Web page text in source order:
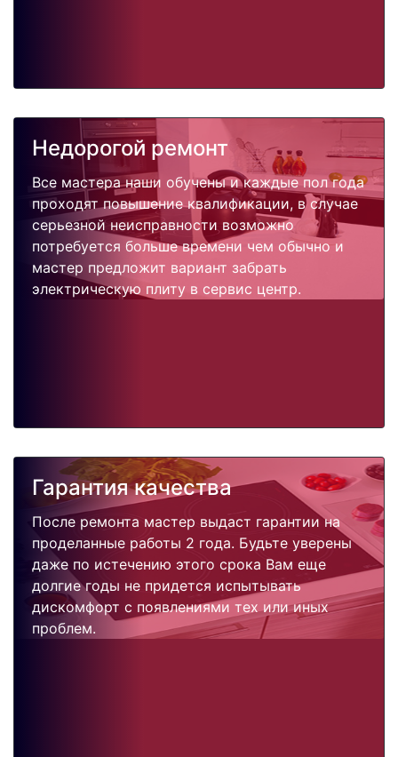
Недорогой ремонт
Все мастера наши обучены и каждые пол года
проходят повышение квалификации, в случае
серьезной неисправности возможно
потребуется больше времени чем обычно и
мастер предложит вариант забрать
электрическую плиту в сервис центр.
Гарантия качества
После ремонта мастер выдаст гарантии на
проделанные работы 2 года. Будьте уверены
даже по истечению этого срока Вам еще
долгие годы не придется испытывать
дискомфорт с появлениями тех или иных
проблем.